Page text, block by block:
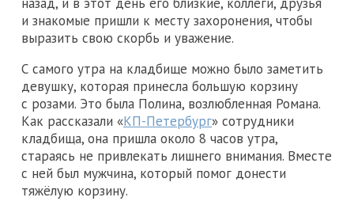
назад, и в этот день его близкие, коллеги, друзья
и знакомые пришли к месту захоронения, чтобы
выразить свою скорбь и уважение.
С самого утра на кладбище можно было заметить
девушку, которая принесла большую корзину
с розами. Это была Полина, возлюбленная Романа.
Как рассказали «КП-Петербург» сотрудники
кладбища, она пришла около 8 часов утра,
стараясь не привлекать лишнего внимания. Вместе
с ней был мужчина, который помог донести
тяжёлую корзину.